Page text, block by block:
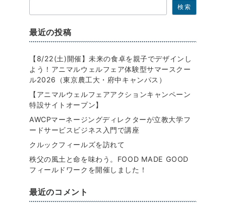
検索
最近の投稿
【8/22(土)開催】未来の食卓を親子でデザインし
よう！アニマルウェルフェア体験型サマースクー
ル2026（東京農工大・府中キャンパス）
【アニマルウェルフェアアクションキャンペーン
特設サイトオープン】
AWCPマーネージングディレクターが立教大学フ
ードサービスビジネス入門で講座
クルックフィールズを訪れて
秩父の風土と命を味わう。FOOD MADE GOOD
フィールドワークを開催しました！
最近のコメント